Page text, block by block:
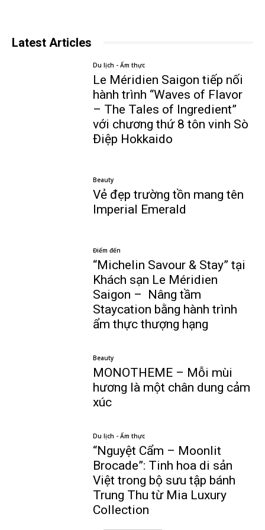
Latest Articles
Du lịch - Ẩm thực
Le Méridien Saigon tiếp nối
hành trình “Waves of Flavor
– The Tales of Ingredient”
với chương thứ 8 tôn vinh Sò
Điệp Hokkaido
Beauty
Vẻ đẹp trường tồn mang tên
Imperial Emerald
Điểm đến
“Michelin Savour & Stay” tại
Khách sạn Le Méridien
Saigon – Nâng tầm
Staycation bằng hành trình
ẩm thực thượng hạng
Beauty
MONOTHEME – Mỗi mùi
hương là một chân dung cảm
xúc
Du lịch - Ẩm thực
“Nguyệt Cẩm – Moonlit
Brocade”: Tinh hoa di sản
Việt trong bộ sưu tập bánh
Trung Thu từ Mia Luxury
Collection